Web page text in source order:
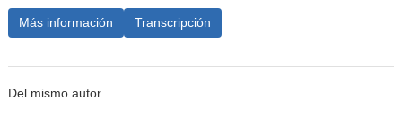
Más información Transcripción
Del mismo autor…